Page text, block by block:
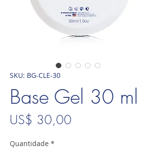
SKU: BG-CLE-30
Base Gel 30 ml
US$ 30,00
Quantidade *